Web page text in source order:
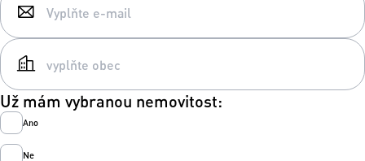
Už mám vybranou nemovitost:
Ano
Ne